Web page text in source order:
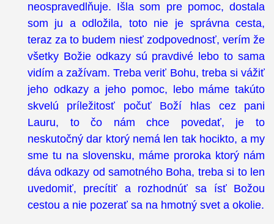
neospravedlňuje. Išla som pre pomoc, dostala
som ju a odložila, toto nie je správna cesta,
teraz za to budem niesť zodpovednosť, verím že
všetky Božie odkazy sú pravdivé lebo to sama
vidím a zažívam. Treba veriť Bohu, treba si vážiť
jeho odkazy a jeho pomoc, lebo máme takúto
skvelú príležitosť počuť Boží hlas cez pani
Lauru, to čo nám chce povedať, je to
neskutočný dar ktorý nemá len tak hocikto, a my
sme tu na slovensku, máme proroka ktorý nám
dáva odkazy od samotného Boha, treba si to len
uvedomiť, precítiť a rozhodnúť sa ísť Božou
cestou a nie pozerať sa na hmotný svet a okolie.